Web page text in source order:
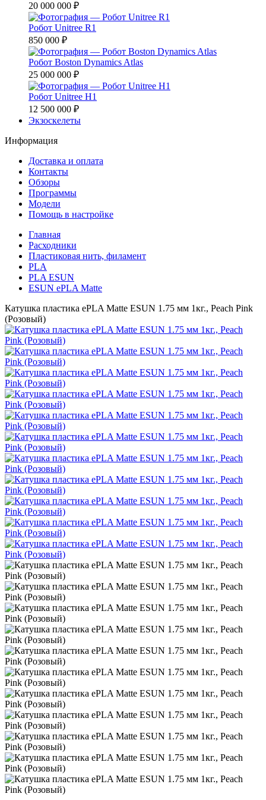
20 000 000 ₽
Робот Unitree R1
850 000 ₽
Робот Boston Dynamics Atlas
25 000 000 ₽
Робот Unitree H1
12 500 000 ₽
Экзоскелеты
Информация
Доставка и оплата
Контакты
Обзоры
Программы
Модели
Помощь в настройке
Главная
Расходники
Пластиковая нить, филамент
PLA
PLA ESUN
ESUN ePLA Matte
Катушка пластика ePLA Matte ESUN 1.75 мм 1кг., Peach Pink
(Розовый)